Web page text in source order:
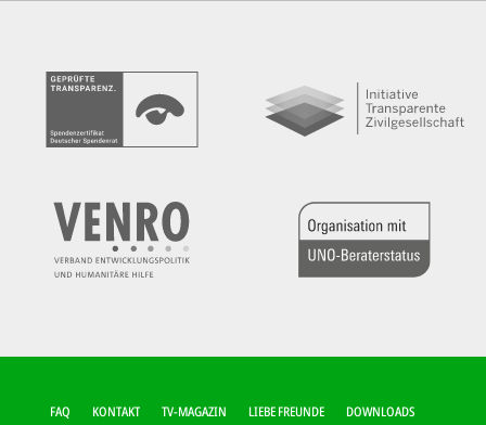
FUSSZEILEN-M
FAQ KONTAKT TV-MAGAZIN LIEBE FREUNDE DOWNLOADS